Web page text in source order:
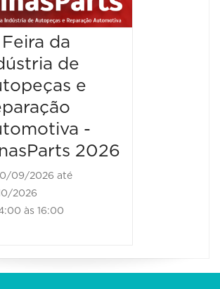
Feira da
de
e
-
2026
09/2026 até
2026
às 16:00